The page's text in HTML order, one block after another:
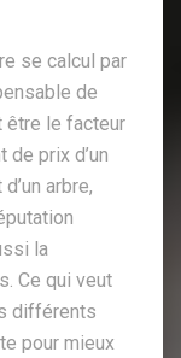
se calcul par
de
être le facteur
prix d’un
arbre,
la
Ce qui veut
différents
pour mieux